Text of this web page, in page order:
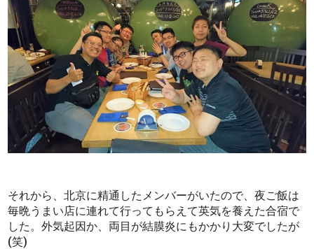
それから、北京に精通したメンバーがいたので、夜ご飯は
毎晩うまい店に連れて行ってもらえて英気を養えた合宿で
した。外気起因か、両目が結膜炎にもかかり大変でしたが
(笑)